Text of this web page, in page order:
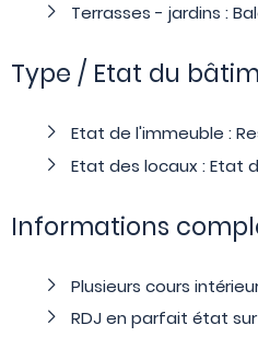
Terrasses - jardins :
Type / Etat du
Etat de l'immeuble :
Etat des locaux : Etat
Informations
Plusieurs cours
RDJ en parfait état